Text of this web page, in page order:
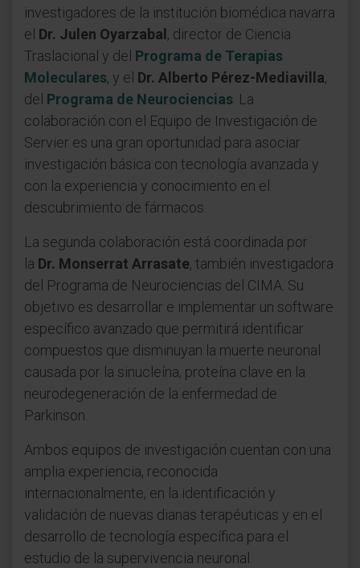
investigadores de la institución biomédica navarra
el Dr. Julen Oyarzabal , director de Ciencia
Traslacional y del Programa de Terapias
Moleculares, y el Dr. Alberto Pérez-Mediavilla,
del Programa de Neurociencias . La
colaboración con el Equipo de Investigación de
Servier es una gran oportunidad para asociar
investigación básica con tecnología avanzada y
con la experiencia y conocimiento en el
descubrimiento de fármacos.
La segunda colaboración está coordinada por
la Dr. Monserrat Arrasate, también investigadora
del Programa de Neurociencias del CIMA. Su
objetivo es desarrollar e implementar un software
específico avanzado que permitirá identificar
compuestos que disminuyan la muerte neuronal
causada por la sinucleína, proteína clave en la
neurodegeneración de la enfermedad de
Parkinson.
Ambos equipos de investigación cuentan con una
amplia experiencia, reconocida
internacionalmente, en la identificación y
validación de nuevas dianas terapéuticas y en el
desarrollo de tecnología específica para el
estudio de la supervivencia neuronal.